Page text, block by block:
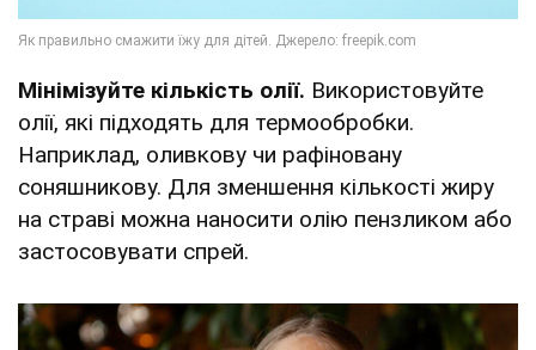
Мінімізуйте кількість олії. Використовуйте
олії, які підходять для термообробки.
Наприклад, оливкову чи рафіновану
соняшникову. Для зменшення кількості жиру
на страві можна наносити олію пензликом або
застосовувати спрей.